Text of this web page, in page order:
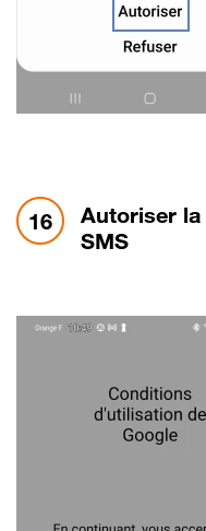
16 étape 16:
Autoriser
SMS